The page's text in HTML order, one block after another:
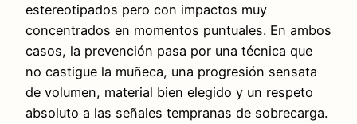
estereotipados pero con impactos muy
concentrados en momentos puntuales. En ambos
casos, la prevención pasa por una técnica que
no castigue la muñeca, una progresión sensata
de volumen, material bien elegido y un respeto
absoluto a las señales tempranas de sobrecarga.